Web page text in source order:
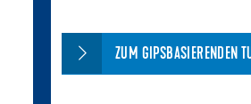
ZUM GIPSBASIERENDEN